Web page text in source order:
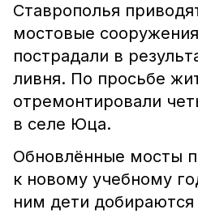
Ставрополья
мостовые
пострадали в
ливня. По просьбе
отремонтировали
в селе Юца.
Обновлённые мосты
к новому учебному
ним дети